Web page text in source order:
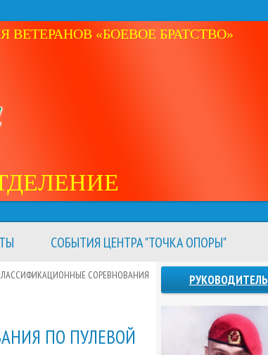
«БОЕВОЕ БРАТСТВО»
СОБЫТИЯ ЦЕНТРА "ТОЧКА ОПОРЫ"
СОРЕВНОВАНИЯ
ПО ПУЛЕВОЙ
РУКОВОДИТЕЛЬ